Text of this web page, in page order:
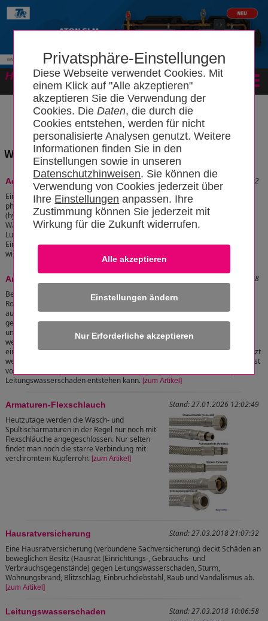
Privatsphäre-Einstellungen
Diese Webseite verwendet Cookies. Mit
einem Klick auf "Alle akzeptieren"
akzeptieren Sie die Verwendung der
Cookies. DieDaten, die durch die
Cookies entstehen, werden für nicht
personalisierte Analysen genutzt. Weitere
Informationen finden Sie in den
Einstellungen sowie in unseren
Datenschutzhinweisen. Sie können die
Verwendung von Cookies jederzeit über
Ihre Einstellungen anpassen. Ihre
Zustimmung können Sie jederzeit mit
Wirkung für die Zukunft widerrufen.
Einstellungen ändern
Wissensbereich: "Leitungswasserschaden"
Stand: 26.06.2021 18:38:32
Adsorptionstrocknung
Ein Adsorptionstrockner macht sich die
physikalische Eigenschaft eines Trockenmittels
(hygroskopisches Material) zunutze,
Wasserdampf bei einer hohen relativen
Luftfeuchte aufzunehmen und diesen unter
Einwirken einer dazu geringeren Luftfeuchte
wieder abzugeben.
[zum Artikel]
Stand: 30.10.2025 10:54:48
Anlage undicht - Reparatur
Bei einem Leitungswasserschaden, z. B.
Rohrbruch mit großem Wasseraustritt, sollte
auf jeden Fall das Hausanschlussventil
geschlossen, eine Fachfirma (evtl. Feuerwehr)
und die Hausversicherung benachrichtigt
werden. Handelt es sich "nur" um eine kleine Undichtigkeit, die aufgrund
eines Lecks in der Rohrleitung entstehen kann, sollte diese nicht unterschätzt
werden (ein Leck mit einem Durchmesser von 0,5 mm kann zu einem Verlust
von 20 l Wasser pro Stunde führen). wodurch in kürzester Zeit ein kapitaler
Leitungswasserschaden entstehen kann. [zum Artikel]
Stand: 27.01.2026 12:02:49
Armaturen-Flexschlauch
Heutzutage werden die Wasch- und
Spültischarmaturen in der Regel nur noch mit
Flexschläuche angegeschlossen. Nur selten
findet man noch die starre Verbindung mit
verchromtem Kupferrohr. [zum Artikel]
Stand: 27.03.2018 21:07:32
Hausratversicherung
Eine Hausratversicherung (verbundene Sachversicherung) deckt Schäden an
beweglichen Besitz (Hausrat [Einrichtungs-, Gebrauchs- und
Verbrauchsgegenstände) gegen Leitungswasserschaden, Sturm,
Wohnungsbrand, Blitzschlag, Einbruchdiebstahl, Raub und Vandalismus ab.
[zum Artikel]
Stand: 27.03.2018 10:06:58
Leitungswasserschaden